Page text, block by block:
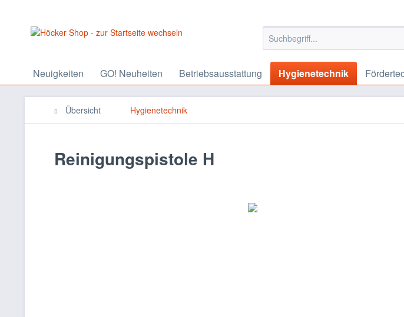
Neuigkeiten GO! Neuheiten Betriebsausstattung Hygienetechnik
Übersicht Hygienetechnik
Reinigungspistole H